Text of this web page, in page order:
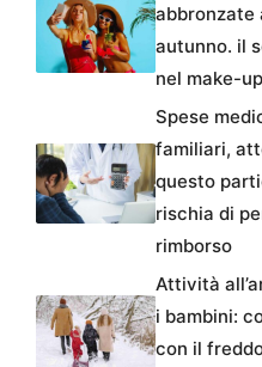
abbronzate
autunno. il
nel make-up
Spese
familiari,
questo
rischia di
rimborso
Attività
i bambini:
con il